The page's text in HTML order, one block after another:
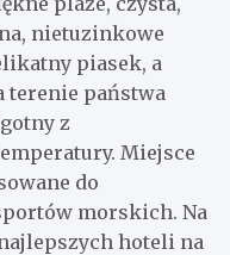
nietuzinkowe
piasek, a
terenie państwa
z
Miejsce
do
morskich. Na
hoteli na